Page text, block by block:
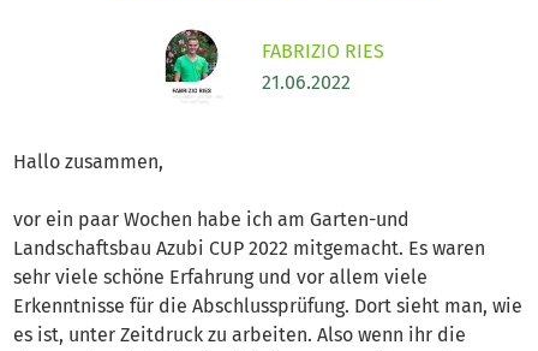
FABRIZIO RIES
21.06.2022
Hallo zusammen,
vor ein paar Wochen habe ich am Garten-und
Landschaftsbau Azubi CUP 2022 mitgemacht. Es waren
sehr viele schöne Erfahrung und vor allem viele
Erkenntnisse für die Abschlussprüfung. Dort sieht man, wie
es ist, unter Zeitdruck zu arbeiten. Also wenn ihr die